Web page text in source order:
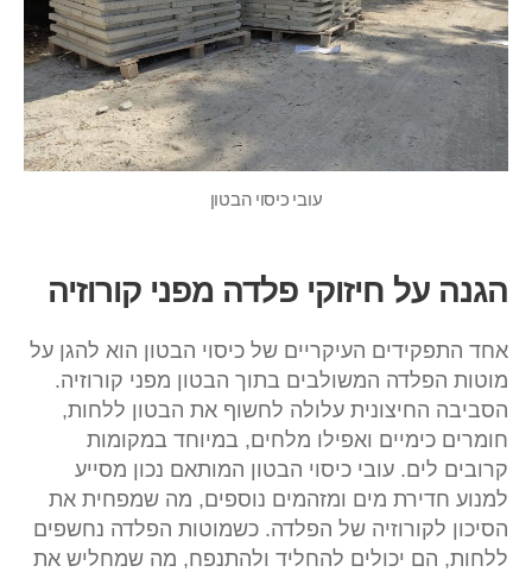
עובי כיסוי הבטון
הגנה על חיזוקי פלדה מפני קורוזיה
אחד התפקידים העיקריים של כיסוי הבטון הוא להגן על
מוטות הפלדה המשולבים בתוך הבטון מפני קורוזיה.
הסביבה החיצונית עלולה לחשוף את הבטון ללחות,
חומרים כימיים ואפילו מלחים, במיוחד במקומות
קרובים לים. עובי כיסוי הבטון המותאם נכון מסייע
למנוע חדירת מים ומזהמים נוספים, מה שמפחית את
הסיכון לקורוזיה של הפלדה. כשמוטות הפלדה נחשפים
ללחות, הם יכולים להחליד ולהתנפח, מה שמחליש את